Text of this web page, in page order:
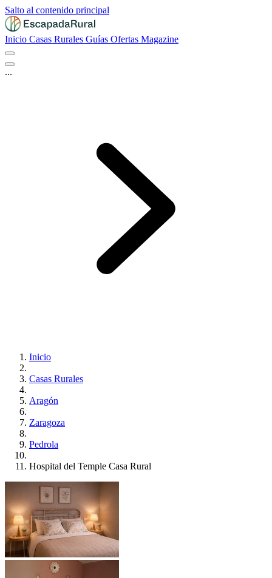
Salto al contenido principal
Inicio Casas Rurales Guías Ofertas Magazine
...
Inicio
Casas Rurales
Aragón
Zaragoza
Pedrola
Hospital del Temple Casa Rural